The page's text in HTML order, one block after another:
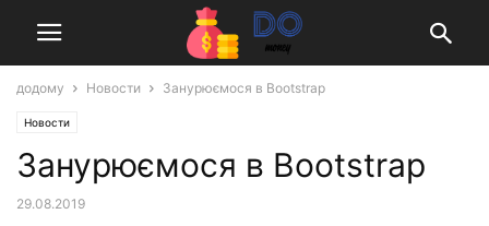
додому Новости Занурюємося в Bootstrap
Новости
Занурюємося в Bootstrap
29.08.2019